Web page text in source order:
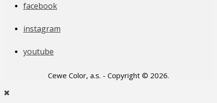
facebook
instagram
youtube
Cewe Color, a.s. - Copyright © 2026.